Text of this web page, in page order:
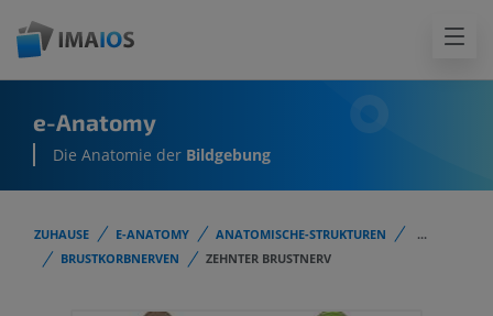
e-Anatomy
Die Anatomie der Bildgebung
ZUHAUSE E-ANATOMY ANATOMISCHE-STRUKTUREN
...
BRUSTKORBNERVEN
ZEHNTER BRUSTNERV